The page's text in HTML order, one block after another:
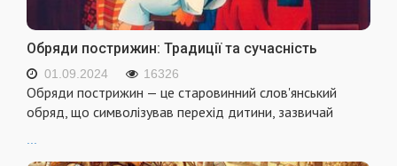
Обряди пострижин: Традиції та сучасність
01.09.2024 16326
Обряди пострижин — це старовинний слов'янський
обряд, що символізував перехід дитини, зазвичай